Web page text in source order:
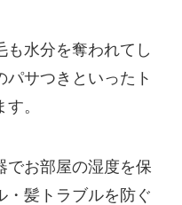
も水分を奪われてし
パサつきといったト
。
でお部屋の湿度を保
・髪トラブルを防ぐ